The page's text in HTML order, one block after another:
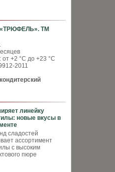
«ТРЮФЕЛЬ». ТМ
от +2 °С до +23 °С
2011
линейку
новые вкусы в
сладостей
ассортимент
с высоким
пюре